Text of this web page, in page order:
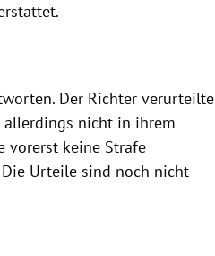
Der Richter verurteilte
allerdings nicht in ihrem
vorerst keine Strafe
Urteile sind noch nicht